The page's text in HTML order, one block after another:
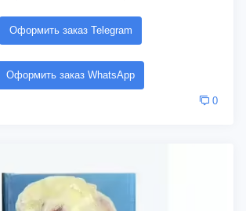
Оформить заказ Telegram
Оформить заказ WhatsApp
0